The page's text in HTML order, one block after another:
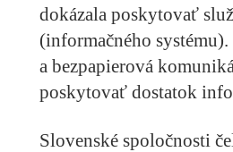
dokázala poskytovať
(informačného
a bezpapierová
poskytovať dostatok
Slovenské spoločnosti